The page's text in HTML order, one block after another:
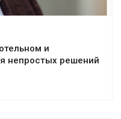
и
непростых решений